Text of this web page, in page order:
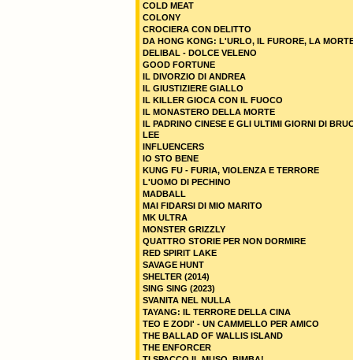
COLD MEAT
COLONY
CROCIERA CON DELITTO
DA HONG KONG: L'URLO, IL FURORE, LA
DELIBAL - DOLCE VELENO
GOOD FORTUNE
IL DIVORZIO DI ANDREA
IL GIUSTIZIERE GIALLO
IL KILLER GIOCA CON IL FUOCO
IL MONASTERO DELLA MORTE
IL PADRINO CINESE E GLI ULTIMI GIORNI DI
LEE
INFLUENCERS
IO STO BENE
KUNG FU - FURIA, VIOLENZA E TERRORE
L'UOMO DI PECHINO
MADBALL
MAI FIDARSI DI MIO MARITO
MK ULTRA
MONSTER GRIZZLY
QUATTRO STORIE PER NON DORMIRE
RED SPIRIT LAKE
SAVAGE HUNT
SHELTER (2014)
SING SING (2023)
SVANITA NEL NULLA
TAYANG: IL TERRORE DELLA CINA
TEO E ZODI' - UN CAMMELLO PER AMICO
THE BALLAD OF WALLIS ISLAND
THE ENFORCER